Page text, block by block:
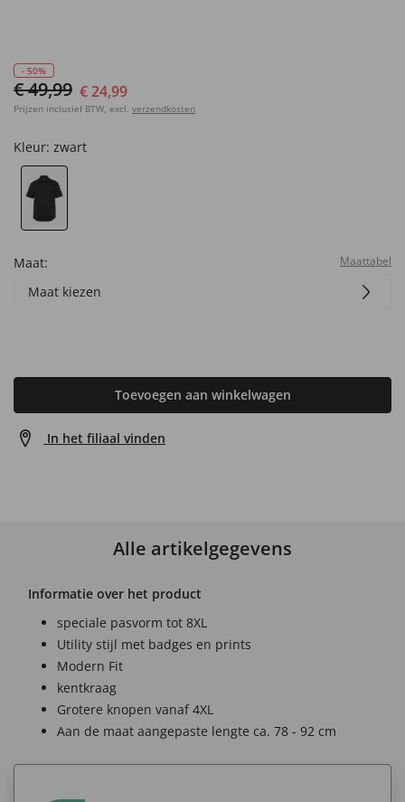
- 50%
€ 49,99 € 24,99
Prijzen inclusief BTW, excl. verzendkosten
Kleur: zwart
Maat: Maattabel
Maat kiezen
Toevoegen aan winkelwagen
In het filiaal vinden
Alle artikelgegevens
Informatie over het product
speciale pasvorm tot 8XL
Utility stijl met badges en prints
Modern Fit
kentkraag
Grotere knopen vanaf 4XL
Aan de maat aangepaste lengte ca. 78 - 92 cm